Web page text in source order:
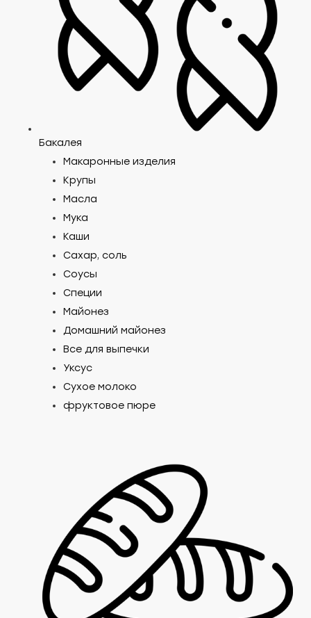
Бакалея
Макаронные изделия
Крупы
Масла
Мука
Каши
Сахар, соль
Соусы
Специи
Майонез
Домашний майонез
Все для выпечки
Уксус
Сухое молоко
фруктовое пюре